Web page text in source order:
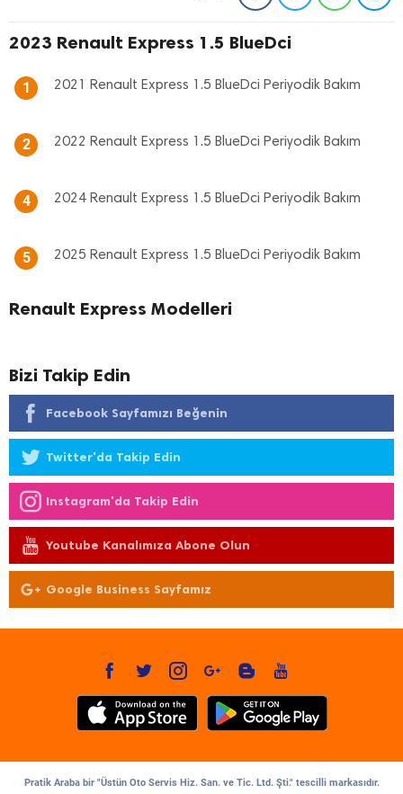
2023 Renault Express 1.5 BlueDci
1 2021 Renault Express 1.5 BlueDci Periyodik Bakım
2 2022 Renault Express 1.5 BlueDci Periyodik Bakım
4 2024 Renault Express 1.5 BlueDci Periyodik Bakım
5 2025 Renault Express 1.5 BlueDci Periyodik Bakım
Renault Express Modelleri
Bizi Takip Edin
Facebook Sayfamızı Beğenin
Twitter'da Takip Edin
Instagram'da Takip Edin
Youtube Kanalımıza Abone Olun
Google Business Sayfamız
Pratik Araba bir "Üstün Oto Servis Hiz. San. ve Tic. Ltd. Şti." tescilli markasıdır.